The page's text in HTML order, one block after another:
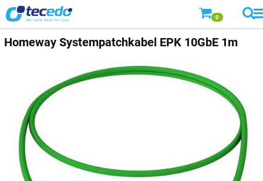
0
Homeway Systempatchkabel EPK 10GbE 1m